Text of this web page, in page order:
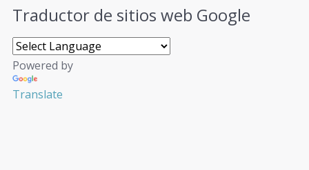
Traductor de sitios web Google
Powered by
Translate